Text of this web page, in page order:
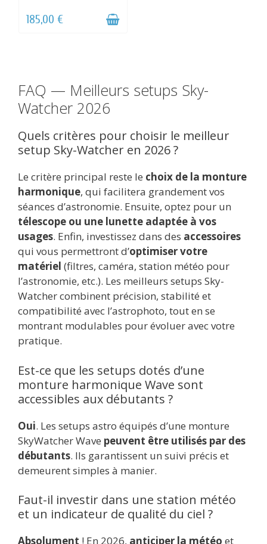
FAQ — Meilleurs setups Sky-
Watcher 2026
Quels critères pour choisir le meilleur
setup Sky-Watcher en 2026 ?
Le critère principal reste le choix de la monture
harmonique, qui facilitera grandement vos
séances d’astronomie. Ensuite, optez pour un
télescope ou une lunette adaptée à vos
usages. Enfin, investissez dans des accessoires
qui vous permettront d’optimiser votre
matériel (filtres, caméra, station météo pour
l’astronomie, etc.). Les meilleurs setups Sky-
Watcher combinent précision, stabilité et
compatibilité avec l’astrophoto, tout en se
montrant modulables pour évoluer avec votre
pratique.
Est-ce que les setups dotés d’une
monture harmonique Wave sont
accessibles aux débutants ?
Oui. Les setups astro équipés d’une monture
SkyWatcher Wave peuvent être utilisés par des
débutants. Ils garantissent un suivi précis et
demeurent simples à manier.
Faut-il investir dans une station météo
et un indicateur de qualité du ciel ?
Absolument ! En 2026, anticiper la météo et